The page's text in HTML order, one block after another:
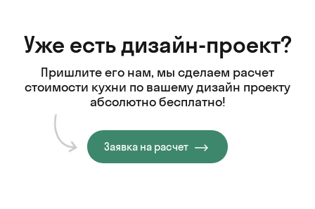
Уже есть дизайн-проект?
Пришлите его нам, мы сделаем расчет
стоимости кухни по вашему дизайн проекту
абсолютно бесплатно!
Заявка на расчет